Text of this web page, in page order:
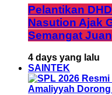
Pelantikan
Nasution Ajak
Semangat
4 days yang lalu
SAINTEK